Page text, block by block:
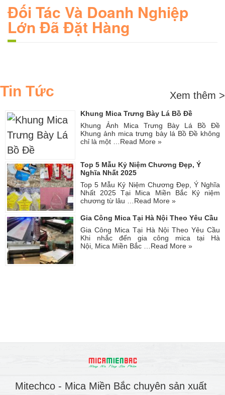
Đối Tác Và Doanh Nghiệp
Lớn Đã Đặt Hàng
Tin Tức Xem thêm >
Khung Mica Trưng Bày Lá Bồ Đề
Khung Ảnh Mica Trưng Bày Lá Bồ Đề
Khung ảnh mica trưng bày lá Bồ Đề không
chỉ là một … Read More »
Top 5 Mẫu Kỷ Niệm Chương Đẹp, Ý
Nghĩa Nhất 2025
Top 5 Mẫu Kỷ Niệm Chương Đẹp, Ý Nghĩa
Nhất 2025 Tại Mica Miền Bắc Kỷ niệm
chương từ lâu … Read More »
Gia Công Mica Tại Hà Nội Theo Yêu Cầu
Gia Công Mica Tại Hà Nội Theo Yêu Cầu
Khi nhắc đến gia công mica tại Hà
Nội, Mica Miền Bắc … Read More »
Mitechco - Mica Miền Bắc chuyên sản xuất